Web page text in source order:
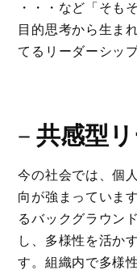
・・・など「そも
目的思考から生ま
てるリーダーシッ
－ 共感型
今の社会では、個
向が強まっていま
るバックグラウン
し、多様性を活か
す。組織内で多様